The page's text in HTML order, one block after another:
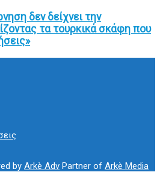
δεν δείχνει την
τα τουρκικά σκάφη που
by Arkè Adv Partner of Arkè Media